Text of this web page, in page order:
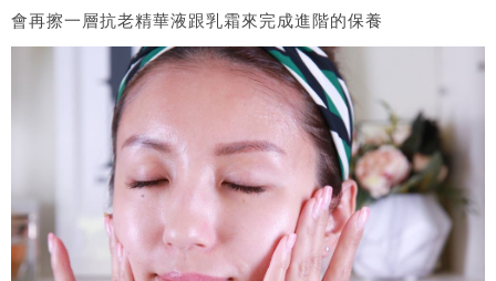
會再擦一層抗老精華液跟乳霜來完成進階的保養